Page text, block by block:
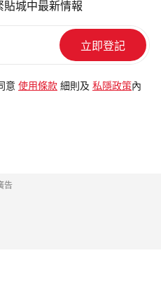
貼城中最新情報
意 使用條款 細則及 私隱政策 內
告